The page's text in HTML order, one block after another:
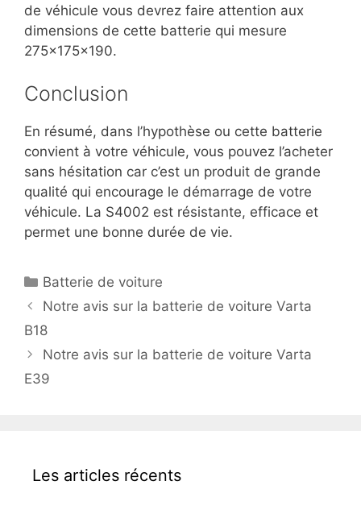
de véhicule vous devrez faire attention aux
dimensions de cette batterie qui mesure
275x175x190.
Conclusion
En résumé, dans l’hypothèse ou cette batterie
convient à votre véhicule, vous pouvez l’acheter
sans hésitation car c’est un produit de grande
qualité qui encourage le démarrage de votre
véhicule. La S4002 est résistante, efficace et
permet une bonne durée de vie.
Catégories
Batterie de voiture
Notre avis sur la batterie de voiture Varta
B18
Notre avis sur la batterie de voiture Varta
E39
Les articles récents